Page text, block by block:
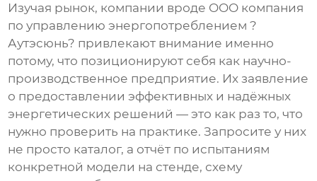
Изучая рынок, компании вроде OOO компания
по управлению энергопотреблением ?
Аутэсюнь? привлекают внимание именно
потому, что позиционируют себя как научно-
производственное предприятие. Их заявление
о предоставлении эффективных и надёжных
энергетических решений — это как раз то, что
нужно проверить на практике. Запросите у них
не просто каталог, а отчёт по испытаниям
конкретной модели на стенде, схему